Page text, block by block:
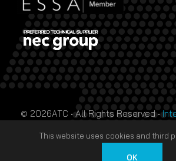
© 2026ATC • All Rights Reserved •
byHTDL
This website uses cookies and third
OK